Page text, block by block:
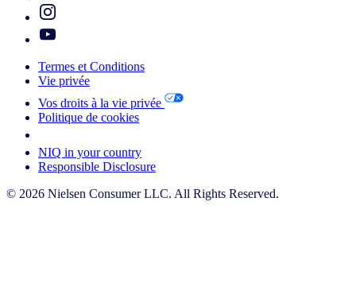
Termes et Conditions
Vie privée
Vos droits à la vie privée
Politique de cookies
NIQ in your country
Responsible Disclosure
© 2026 Nielsen Consumer LLC. All Rights Reserved.